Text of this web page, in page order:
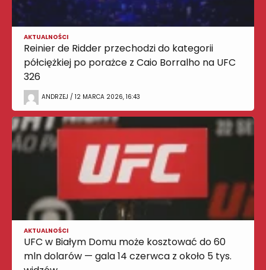
AKTUALNOŚCI
Reinier de Ridder przechodzi do kategorii
półciężkiej po porażce z Caio Borralho na UFC
326
ANDRZEJ / 12 MARCA 2026, 16:43
AKTUALNOŚCI
UFC w Białym Domu może kosztować do 60
mln dolarów — gala 14 czerwca z około 5 tys.